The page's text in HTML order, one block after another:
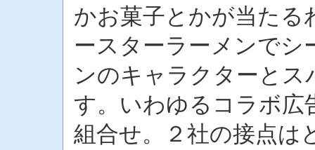
かお菓子とかが当たる
ースターラーメンでシ
ンのキャラクターと
す。いわゆるコラボ広
組合せ。２社の接点は